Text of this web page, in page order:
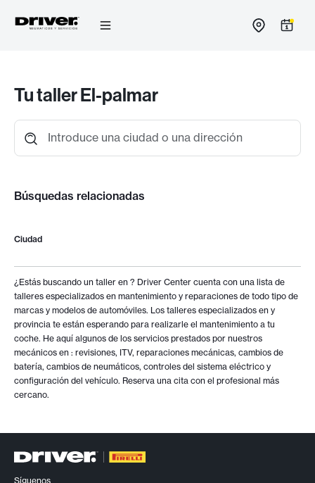
contenido
Tu taller El-palmar
Introduce una ciudad o una dirección
Búsquedas relacionadas
Ciudad
¿Estás buscando un taller en ? Driver Center cuenta con una lista de
talleres especializados en mantenimiento y reparaciones de todo tipo de
marcas y modelos de automóviles. Los talleres especializados en y
provincia te están esperando para realizarle el mantenimiento a tu
coche. He aquí algunos de los servicios prestados por nuestros
mecánicos en : revisiones, ITV, reparaciones mecánicas, cambios de
batería, cambios de neumáticos, controles del sistema eléctrico y
configuración del vehículo. Reserva una cita con el profesional más
cercano.
Síguenos